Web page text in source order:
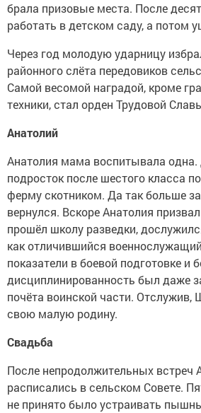
брала призовые места. После
работать в детском саду, а потом
Через год молодую ударницу
районного слёта передовиков
Самой весомой наградой, кроме
техники, стал орден Трудовой
Анатолий
Анатолия мама воспитывала одна.
подросток после шестого класса
ферму скотником. Да так больше
вернулся. Вскоре Анатолия
прошёл школу разведки,
как отличившийся
показатели в боевой подготовке и
дисциплинированность был даже
почёта воинской части. Отслужив,
свою малую родину.
Свадьба
После непродолжительных встреч
расписались в сельском Совете.
не принято было устраивать